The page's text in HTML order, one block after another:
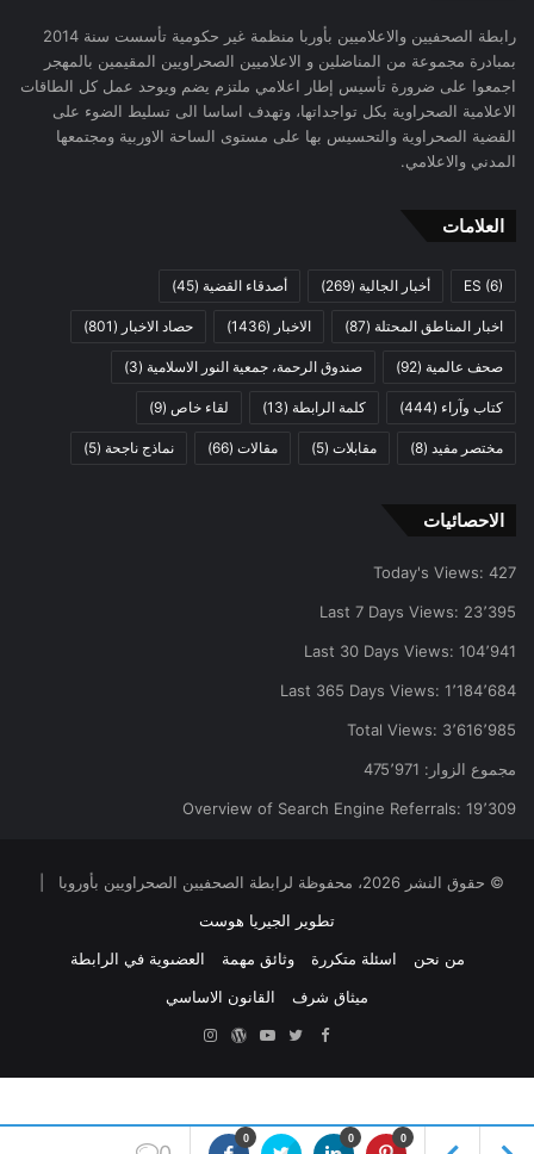
رابطة الصحفيين والاعلاميين بأوربا منظمة غير حكومية تأسست سنة 2014
بمبادرة مجموعة من المناضلين و الاعلاميين الصحراويين المقيمين بالمهجر
اجمعوا على ضرورة تأسيس إطار اعلامي ملتزم يضم ويوحد عمل كل الطاقات
الاعلامية الصحراوية بكل تواجداتها، وتهدف اساسا الى تسليط الضوء على
القضية الصحراوية والتحسيس بها على مستوى الساحة الاوربية ومجتمعها
المدني والاعلامي.
العلامات
ES (6) أخبار الجالية (269) أصدقاء القضية (45)
اخبار المناطق المحتلة (87) الاخبار (1436) حصاد الاخبار (801)
صحف عالمية (92) صندوق الرحمة، جمعية النور الاسلامية (3)
كتاب وآراء (444) كلمة الرابطة (13) لقاء خاص (9)
مختصر مفيد (8) مقابلات (5) مقالات (66) نماذج ناجحة (5)
الاحصائيات
Today's Views: 427
Last 7 Days Views: 23٬395
Last 30 Days Views: 104٬941
Last 365 Days Views: 1٬184٬684
Total Views: 3٬616٬985
مجموع الزوار: 475٬971
Overview of Search Engine Referrals: 19٬309
© حقوق النشر 2026، محفوظة لرابطة الصحفيين الصحراويين بأوروبا |
تطوير الجيريا هوست
من نحن
اسئلة متكررة وثائق مهمة
العضىوية في الرابطة
ميثاق شرف
القانون الاساسي
Facebook
Twitter
YouTubeووردبريس
0 0 0